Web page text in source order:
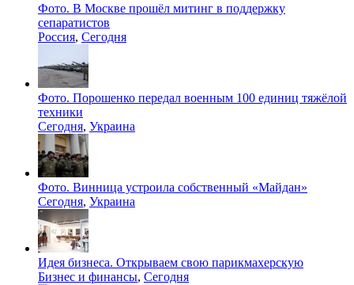
Фото. В Москве прошёл митинг в поддержку
сепаратистов
Россия, Сегодня
Фото. Порошенко передал военным 100 единиц тяжёлой
техники
Сегодня, Украина
Фото. Винница устроила собственный «Майдан»
Сегодня, Украина
Идея бизнеса. Открываем свою парикмахерскую
Бизнес и финансы, Сегодня